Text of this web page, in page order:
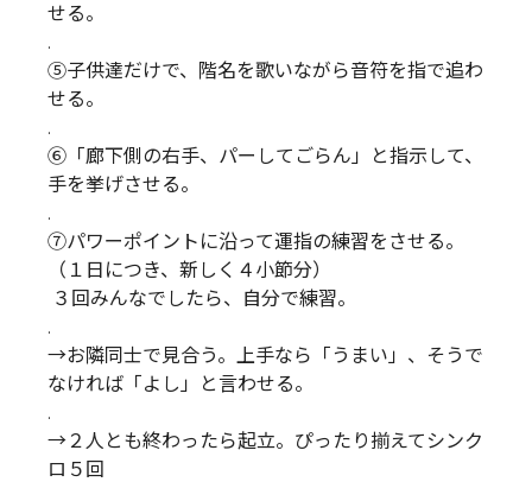
せる。
.
⑤子供達だけで、階名を歌いながら音符を指で追わ
せる。
.
⑥「廊下側の右手、パーしてごらん」と指示して、
手を挙げさせる。
.
⑦パワーポイントに沿って運指の練習をさせる。
（１日につき、新しく４小節分）
３回みんなでしたら、自分で練習。
.
→お隣同士で見合う。上手なら「うまい」、そうで
なければ「よし」と言わせる。
.
→２人とも終わったら起立。ぴったり揃えてシンク
ロ５回